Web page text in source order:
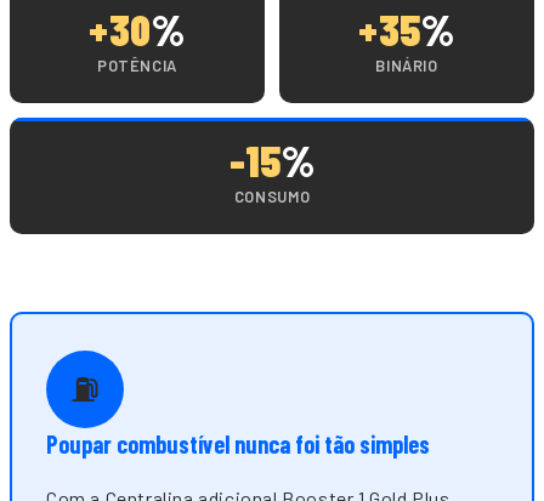
+30%
POTÊNCIA
+35%
BINÁRIO
-15%
CONSUMO
⛽
Poupar combustível nunca foi tão simples